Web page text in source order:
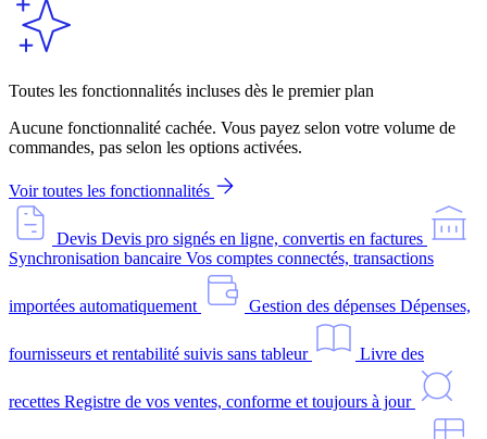
Toutes les fonctionnalités incluses dès le premier plan
Aucune fonctionnalité cachée. Vous payez selon votre volume de
commandes, pas selon les options activées.
Voir toutes les fonctionnalités
Devis Devis pro signés en ligne, convertis en factures
Synchronisation bancaire Vos comptes connectés, transactions
importées automatiquement Gestion des dépenses Dépenses,
fournisseurs et rentabilité suivis sans tableur Livre des
recettes Registre de vos ventes, conforme et toujours à jour